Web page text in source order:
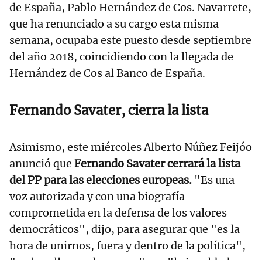
de España, Pablo Hernández de Cos. Navarrete,
que ha renunciado a su cargo esta misma
semana, ocupaba este puesto desde septiembre
del año 2018, coincidiendo con la llegada de
Hernández de Cos al Banco de España.
Fernando Savater, cierra la lista
Asimismo, este miércoles Alberto Núñez Feijóo
anunció que Fernando Savater cerrará la lista
del PP para las elecciones europeas. "Es una
voz autorizada y con una biografía
comprometida en la defensa de los valores
democráticos", dijo, para asegurar que "es la
hora de unirnos, fuera y dentro de la política",